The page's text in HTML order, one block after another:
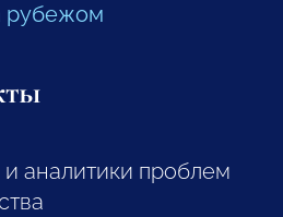
рубежом
аналитики проблем